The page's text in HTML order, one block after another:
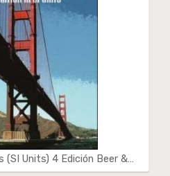
(SI Units) 4 Edición Beer &…